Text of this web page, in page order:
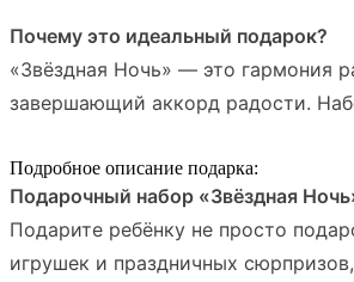
Почему это идеальный подарок?
«Звёздная Ночь» — это гармония
завершающий аккорд радости.
Подробное описание подарка:
Подарочный набор «Звёздная
Подарите ребёнку не просто
игрушек и праздничных